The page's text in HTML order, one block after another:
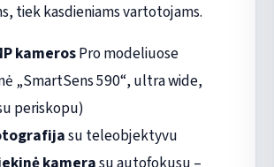
tiek kasdieniams vartotojams.
kamerosPro modeliuose
„SmartSens 590“, ultra wide,
periskopu)
su teleobjektyvu